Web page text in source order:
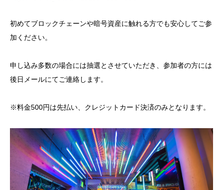
初めてブロックチェーンや暗号資産に触れる方でも安心してご参
加ください。
申し込み多数の場合には抽選とさせていただき、参加者の方には
後日メールにてご連絡します。
※料金500円は先払い、クレジットカード決済のみとなります。